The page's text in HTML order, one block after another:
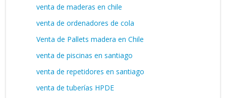
venta de maderas en chile
venta de ordenadores de cola
Venta de Pallets madera en Chile
venta de piscinas en santiago
venta de repetidores en santiago
venta de tuberías HPDE